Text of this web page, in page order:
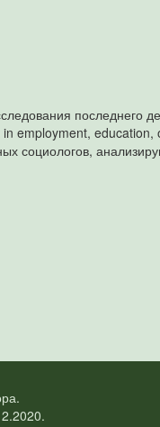
последнего
employment,
социологов,